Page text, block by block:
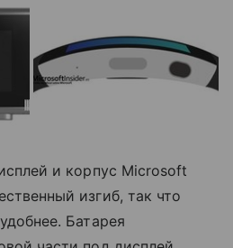
и корпус Microsoft
изгиб, так что
Батарея